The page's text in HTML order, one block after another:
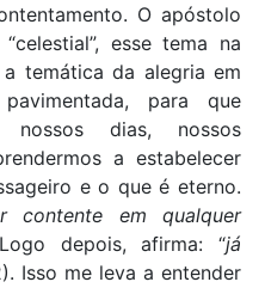
O apóstolo
esse tema na
temática da alegria em
para que
nossos dias, nossos
a estabelecer
e o que é eterno.
contente em qualquer
depois, afirma: “já
Isso me leva a entender